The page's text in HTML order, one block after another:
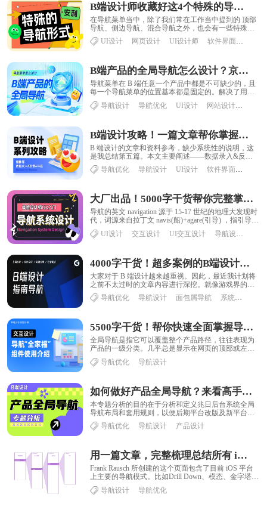
B端设计师收藏好这4个特殊的导航形式，容易用得上！
在导航菜单当中，除了我们常在工作当中提到的 顶部
导航、侧边导航、混合导航之外，也会有一些特殊的
导航形式。有的是在系统当中为了去解决某种业务
场......UI设计 网页设计 UI设计师 软件界面设计
B端产品的全局导航怎么设计？京东高手总结了这3点！
导航菜单在 B 端任意一个产品中都是不可缺少的，且
每一个导航菜单的位置基本都是固定的。解决了用
户“我在哪儿”“到哪儿去”的问题，并且引导用户......
导航设计 导航优化 UI设计 网站设计
B端设计攻略！一篇文章帮你掌握数据录入/反馈/导航三大知识点！
B 端设计的文章和资料参考，缺少系统性的说明，这
是我总结第五篇。本文主要阐述——数据录入&反馈&
导航本文为 B 端设计组件库......
导航优化 导航设计 UI设计 软件界面设计
大厂出品！5000字干货帮你完整掌握导航系统设计
导航的英文 navigation 源于 15-17 世纪的地理大发现时
代，词源来自拉丁文 navis(船)+agare(引导) ，指引导船
舶......
UI设计 交互设计 UI交互设计 导航设计
4000字干货！超多案例的B端设计指南：导航（一）
大家对于 B 端设计越来越重视。因此，最近我计划将
之前不太过时的文章内容进行深挖。就像游戏界的重
制版本一样，我们可以重制 导航、筛选、表格 ......
导航优化 导航设计 面包屑导航 系统界面设计
5500字干货！帮你快速全面掌握导航组件的使用和设计
全局导航是指它可以覆盖整个产品路径，往往表现为
产品的一级分类。几乎总是显示在网页的顶部或左
侧，有时两者都显示（称为倒 L 导航布局），它可
以......导航优化 导航设计
如何做好产品全局导航？来看高手的深度分析！
本专题分析的目的在于分析和定义兆日后台系统全局
导航布局和套用规则，以便后期平台改版及新平台初
建的时候，能快速指导设计人员选用合理的全局导航
布......导航优化 导航设计 产品设计
用一篇文章，完整梳理总结所有 iOS 导航模式
Frank Rausch 所创建的这个页面包含了目前 iOS 平台
上主要的导航模式。比如Drill Down、模态、金字塔、
分步导航等常见的......
导航设计 导航优化